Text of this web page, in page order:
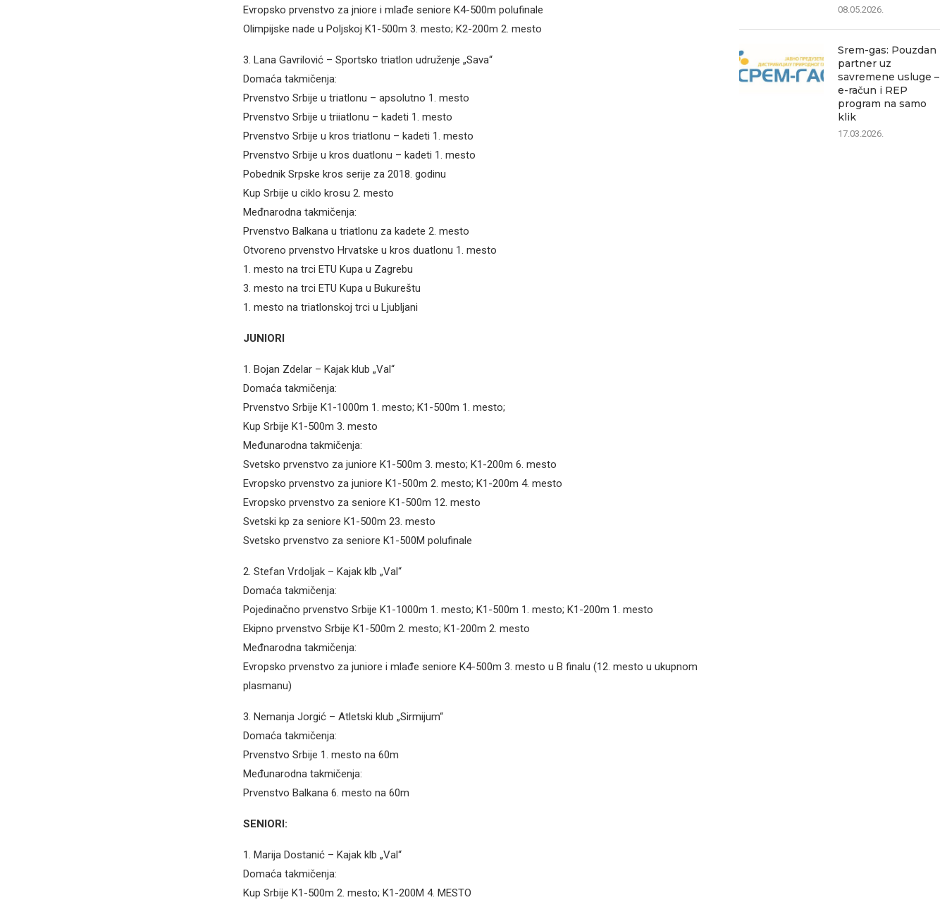
Evropsko prvenstvo za jniore i mlađe seniore K4-500m polufinale
Olimpijske nade u Poljskoj K1-500m 3. mesto; K2-200m 2. mesto
3. Lana Gavrilović – Sportsko triatlon udruženje „Sava“
Domaća takmičenja:
Prvenstvo Srbije u triatlonu – apsolutno 1. mesto
Prvenstvo Srbije u triiatlonu – kadeti 1. mesto
Prvenstvo Srbije u kros triatlonu – kadeti 1. mesto
Prvenstvo Srbije u kros duatlonu – kadeti 1. mesto
Pobednik Srpske kros serije za 2018. godinu
Kup Srbije u ciklo krosu 2. mesto
Međnarodna takmičenja:
Prvenstvo Balkana u triatlonu za kadete 2. mesto
Otvoreno prvenstvo Hrvatske u kros duatlonu 1. mesto
1. mesto na trci ETU Kupa u Zagrebu
3. mesto na trci ETU Kupa u Bukureštu
1. mesto na triatlonskoj trci u Ljubljani
JUNIORI
1. Bojan Zdelar – Kajak klub „Val“
Domaća takmičenja:
Prvenstvo Srbije K1-1000m 1. mesto; K1-500m 1. mesto;
Kup Srbije K1-500m 3. mesto
Međunarodna takmičenja:
Svetsko prvenstvo za juniore K1-500m 3. mesto; K1-200m 6. mesto
Evropsko prvenstvo za juniore K1-500m 2. mesto; K1-200m 4. mesto
Evropsko prvenstvo za seniore K1-500m 12. mesto
Svetski kp za seniore K1-500m 23. mesto
Svetsko prvenstvo za seniore K1-500M polufinale
2. Stefan Vrdoljak – Kajak klb „Val“
Domaća takmičenja:
Pojedinačno prvenstvo Srbije K1-1000m 1. mesto; K1-500m 1. mesto; K1-200m 1. mesto
Ekipno prvenstvo Srbije K1-500m 2. mesto; K1-200m 2. mesto
Međnarodna takmičenja:
Evropsko prvenstvo za juniore i mlađe seniore K4-500m 3. mesto u B finalu (12. mesto u ukupnom
plasmanu)
3. Nemanja Jorgić – Atletski klub „Sirmijum“
Domaća takmičenja:
Prvenstvo Srbije 1. mesto na 60m
Međunarodna takmičenja:
Prvenstvo Balkana 6. mesto na 60m
SENIORI:
1. Marija Dostanić – Kajak klb „Val“
Domaća takmičenja:
Kup Srbije K1-500m 2. mesto; K1-200M 4. MESTO
08.05.2026.
Srem-gas: Pouzdan
partner uz
savremene usluge –
e-račun i REP
program na samo
klik
17.03.2026.